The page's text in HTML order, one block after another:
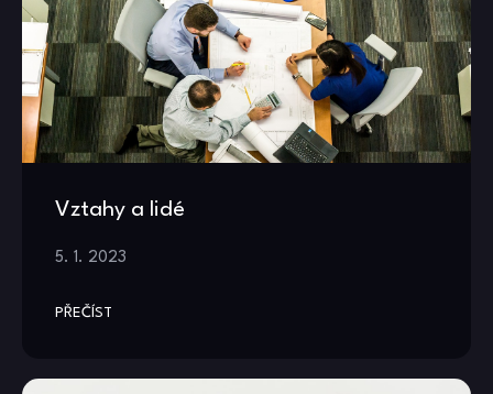
Vztahy a lidé
5. 1. 2023
PŘEČÍST